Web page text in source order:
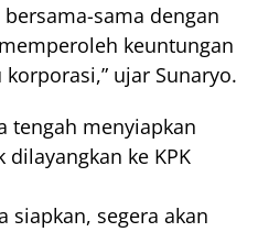
sama dengan
keuntungan
ujar Sunaryo.
tengah menyiapkan
ke KPK
siapkan, segera akan